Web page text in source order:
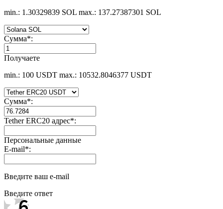
min.: 1.30329839 SOL max.: 137.27387301 SOL
Сумма*:
Получаете
min.: 100 USDT max.: 10532.8046377 USDT
Сумма*:
Tether ERC20 адрес*:
Персональные данные
E-mail*:
Введите ваш e-mail
Введите ответ